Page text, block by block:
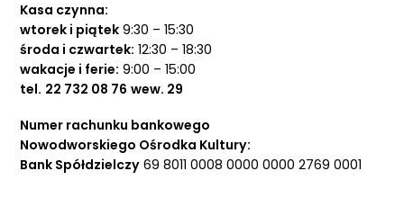
Kasa czynna:
wtorek i piątek9:30 – 15:30
środa i czwartek: 12:30 – 18:30
wakacje i ferie: 9:00 – 15:00
tel. 22 732 08 76 wew. 29
Numer rachunku bankowego
Nowodworskiego Ośrodka Kultury:
Bank Spółdzielczy69 8011 0008 0000 0000 2769 0001